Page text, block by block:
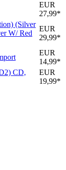
EUR
27,99*
(Silver
W/ Red
EUR
29,99*
EUR
14,99*
CD,
EUR
19,99*